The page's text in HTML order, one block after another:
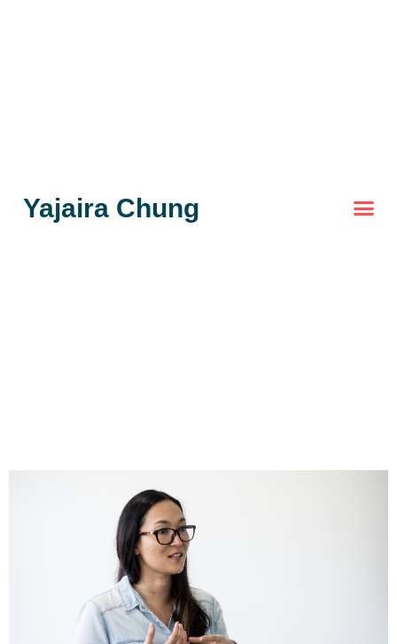
Yajaira Chung